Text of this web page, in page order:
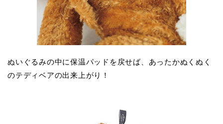
ぬいぐるみの中に保温パッドを戻せば、あったかぬくぬく
のテディベアの出来上がり！